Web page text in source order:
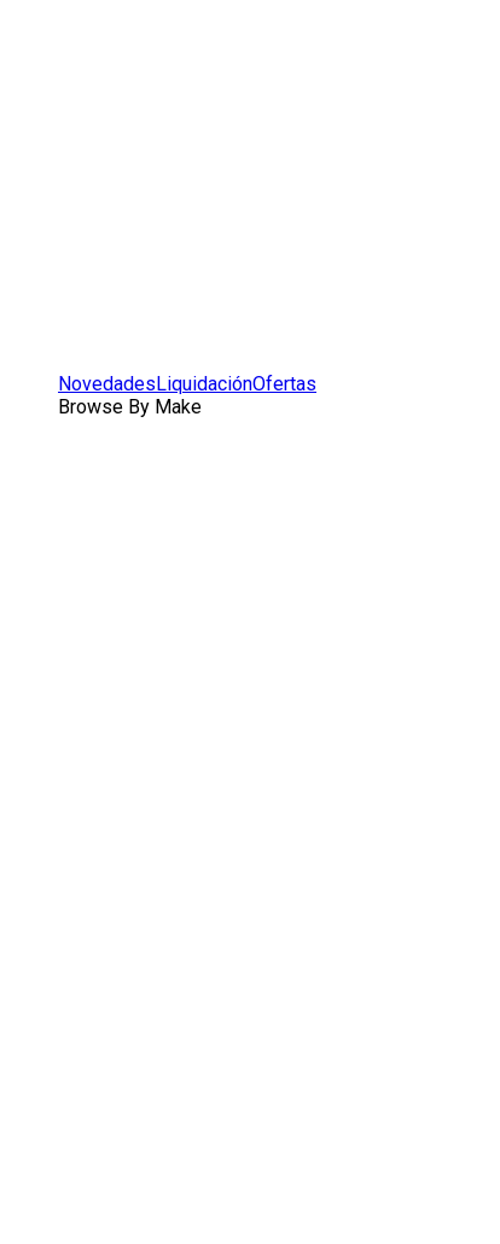
NovedadesLiquidaciónOfertas
Browse By Make